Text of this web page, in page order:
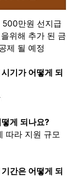
500만원 선지급
위해 추가 된 금
제 될 예정
기가 어떻게 되
게 되나요?
따라 지원 규모
간은 어떻게 되